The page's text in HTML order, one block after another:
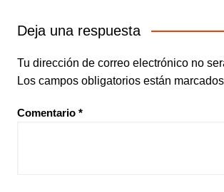
Deja una respuesta
Tu dirección de correo electrónico no
Los campos obligatorios están
Comentario *